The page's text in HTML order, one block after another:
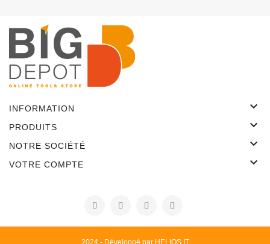
INFORMATION 
PRODUITS 
NOTRE SOCIÉTÉ 
VOTRE COMPTE 